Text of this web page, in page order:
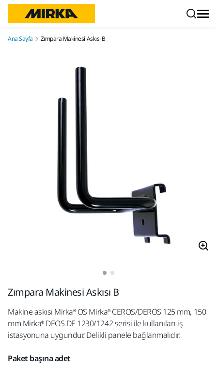
Ana Sayfa Zımpara Makinesi Askısı B
Zımpara Makinesi Askısı B
Makine askısı Mirka® OS Mirka® CEROS/DEROS 125 mm, 150
mm Mirka® DEOS DE 1230/1242 serisi ile kullanılan iş
istasyonuna uygundur. Delikli panele bağlanmalıdır.
Paket başına adet